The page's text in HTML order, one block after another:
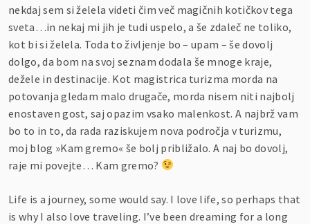
nekdaj sem si želela videti čim več magičnih kotičkov tega
sveta…in nekaj mi jih je tudi uspelo, a še zdaleč ne toliko,
kot bi si želela. Toda to življenje bo – upam – še dovolj
dolgo, da bom na svoj seznam dodala še mnoge kraje,
dežele in destinacije. Kot magistrica turizma morda na
potovanja gledam malo drugače, morda nisem niti najbolj
enostaven gost, saj opazim vsako malenkost. A najbrž vam
bo to in to, da rada raziskujem nova področja v turizmu,
moj blog »Kam gremo« še bolj približalo. A naj bo dovolj,
raje mi povejte… Kam gremo?
Life is a journey, some would say. I love life, so perhaps that
is why I also love traveling. I’ve been dreaming for a long